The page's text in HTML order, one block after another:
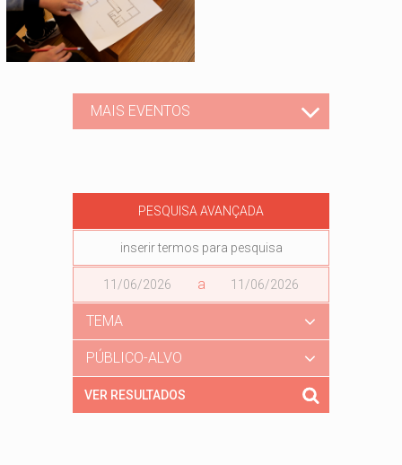
MAIS EVENTOS
PESQUISA AVANÇADA
a
Data
TEMA
PÚBLICO-ALVO